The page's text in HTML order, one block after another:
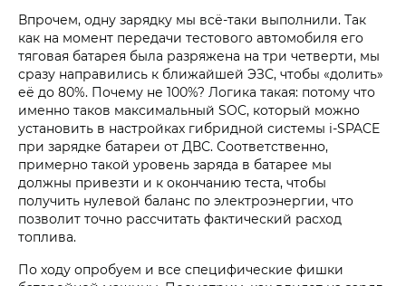
Впрочем, одну зарядку мы всё-таки выполнили. Так
как на момент передачи тестового автомобиля его
тяговая батарея была разряжена на три четверти, мы
сразу направились к ближайшей ЭЗС, чтобы «долить»
её до 80%. Почему не 100%? Логика такая: потому что
именно таков максимальный SOC, который можно
установить в настройках гибридной системы i‑SPACE
при зарядке батареи от ДВС. Соответственно,
примерно такой уровень заряда в батарее мы
должны привезти и к окончанию теста, чтобы
получить нулевой баланс по электроэнергии, что
позволит точно рассчитать фактический расход
топлива.
По ходу опробуем и все специфические фишки